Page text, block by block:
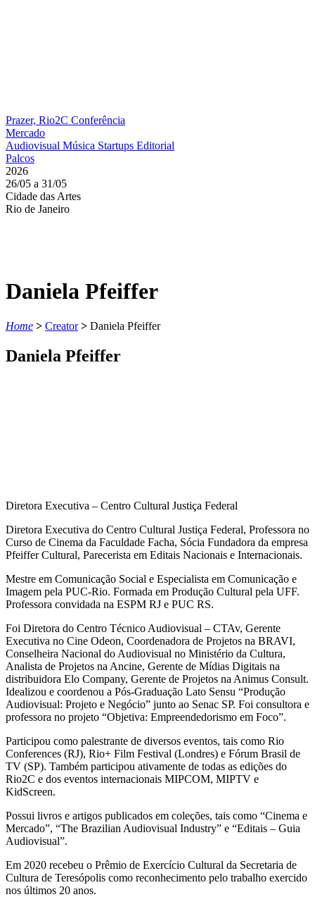
Prazer, Rio2C Conferência
Mercado
Audiovisual Música Startups Editorial
Palcos
2026
26/05 a 31/05
Cidade das Artes
Rio de Janeiro
Daniela Pfeiffer
Home > Creator > Daniela Pfeiffer
Daniela Pfeiffer
Diretora Executiva – Centro Cultural Justiça Federal
Diretora Executiva do Centro Cultural Justiça Federal, Professora no
Curso de Cinema da Faculdade Facha, Sócia Fundadora da empresa
Pfeiffer Cultural, Parecerista em Editais Nacionais e Internacionais.
Mestre em Comunicação Social e Especialista em Comunicação e
Imagem pela PUC-Rio. Formada em Produção Cultural pela UFF.
Professora convidada na ESPM RJ e PUC RS.
Foi Diretora do Centro Técnico Audiovisual – CTAv, Gerente
Executiva no Cine Odeon, Coordenadora de Projetos na BRAVI,
Conselheira Nacional do Audiovisual no Ministério da Cultura,
Analista de Projetos na Ancine, Gerente de Mídias Digitais na
distribuidora Elo Company, Gerente de Projetos na Animus Consult.
Idealizou e coordenou a Pós-Graduação Lato Sensu “Produção
Audiovisual: Projeto e Negócio” junto ao Senac SP. Foi consultora e
professora no projeto “Objetiva: Empreendedorismo em Foco”.
Participou como palestrante de diversos eventos, tais como Rio
Conferences (RJ), Rio+ Film Festival (Londres) e Fórum Brasil de
TV (SP). Também participou ativamente de todas as edições do
Rio2C e dos eventos internacionais MIPCOM, MIPTV e
KidScreen.
Possui livros e artigos publicados em coleções, tais como “Cinema e
Mercado”, “The Brazilian Audiovisual Industry” e “Editais – Guia
Audiovisual”.
Em 2020 recebeu o Prêmio de Exercício Cultural da Secretaria de
Cultura de Teresópolis como reconhecimento pelo trabalho exercido
nos últimos 20 anos.